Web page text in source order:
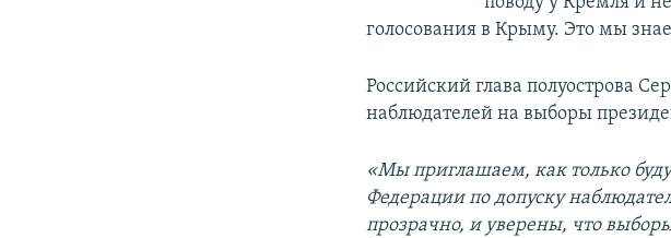
голосования в Крыму. Это мы
Российский глава полуострова
наблюдателей на выборы
«Мы приглашаем, как только
Федерации по допуску
прозрачно, и уверены, что